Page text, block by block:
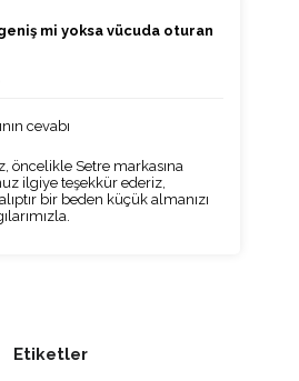
geniş mi yoksa vücuda oturan
cevabı
öncelikle Setre markasına
ilgiye teşekkür ederiz,
bir beden küçük almanızı
Etiketler